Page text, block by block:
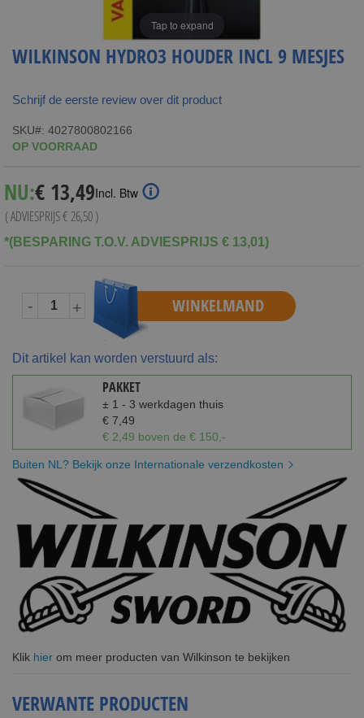
Tap to expand
WILKINSON HYDRO3 HOUDER INCL 9 MESJES
Schrijf de eerste review over dit product
SKU
4027800802166
OP VOORRAAD
NU: Special
Price
€ 13,49Incl. Btw
( ADVIESPRIJS€ 26,50)
*(BESPARING T.O.V. ADVIESPRIJS € 13,01)
- + WINKELMAND
Dit artikel kan worden verstuurd als:
PAKKET
± 1 - 3 werkdagen thuis
€ 7,49
€ 2,49 boven de € 150,-
Buiten NL? Bekijk onze Internationale verzendkosten
Klik hier om meer producten van Wilkinson te bekijken
VERWANTE PRODUCTEN